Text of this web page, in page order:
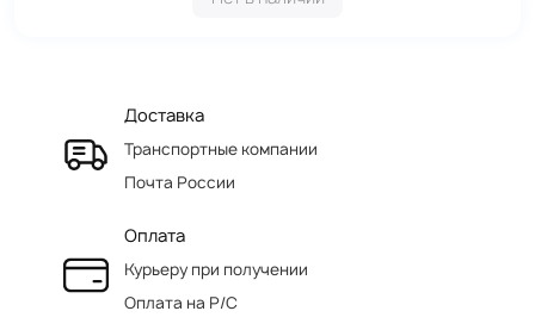
Доставка
Транспортные компании
Почта России
Оплата
Курьеру при получении
Оплата на Р/C